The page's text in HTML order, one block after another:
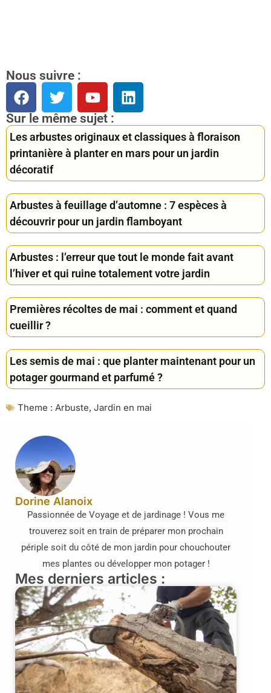
Nous suivre :
Sur le même sujet :
Les arbustes originaux et classiques à floraison
printanière à planter en mars pour un jardin
décoratif
Arbustes à feuillage d’automne : 7 espèces à
découvrir pour un jardin flamboyant
Arbustes : l’erreur que tout le monde fait avant
l’hiver et qui ruine totalement votre jardin
Premières récoltes de mai : comment et quand
cueillir ?
Les semis de mai : que planter maintenant pour un
potager gourmand et parfumé ?
Theme : Arbuste, Jardin en mai
Dorine Alanoix
Passionnée de Voyage et de jardinage ! Vous me
trouverez soit en train de préparer mon prochain
périple soit du côté de mon jardin pour chouchouter
mes plantes ou développer mon potager !
Mes derniers articles :